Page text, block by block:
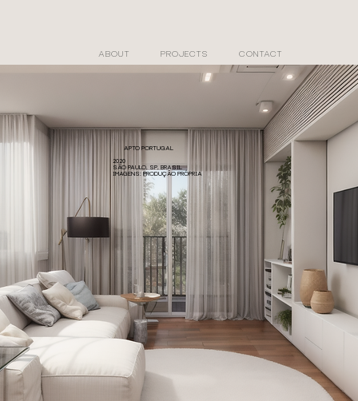
ABOUT PROJECTS CONTACT
APTO PORTUGAL
2020
SÃO PAULO, SP, BRASIL
IMAGENS: PRODUÇÃO PRÓPRIA